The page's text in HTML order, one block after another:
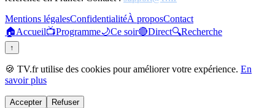
Mentions légalesConfidentialitéÀ proposContact
🏠Accueil📺Programme🌙Ce soir🔴Direct🔍Recherche
↑
🍪 TV.fr utilise des cookies pour améliorer votre expérience. En
savoir plus
Accepter Refuser